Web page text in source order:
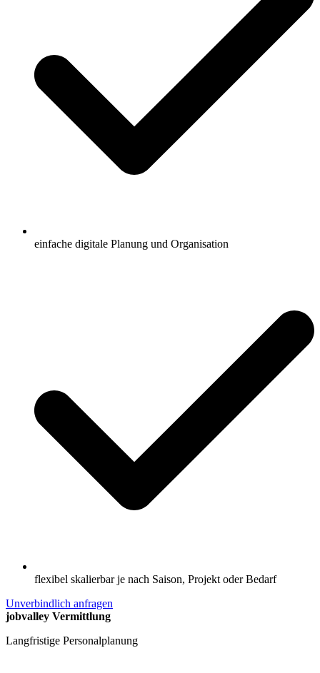
einfache digitale Planung und Organisation
flexibel skalierbar je nach Saison, Projekt oder Bedarf
Unverbindlich anfragen
jobvalley Vermittlung
Langfristige Personalplanung